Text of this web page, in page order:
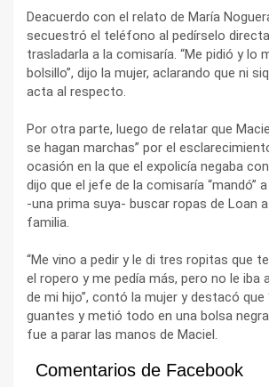
Deacuerdo con el relato de María
secuestró el teléfono al pedírselo
trasladarla a la comisaría. “Me pidió y lo
bolsillo”, dijo la mujer, aclarando que ni
acta al respecto.
Por otra parte, luego de relatar que
se hagan marchas” por el
ocasión en la que el expolicía negaba
dijo que el jefe de la comisaría “mandó”
-una prima suya- buscar ropas de Loan
familia.
“Me vino a pedir y le di tres ropitas que
el ropero y me pedía más, pero no le iba
de mi hijo”, contó la mujer y destacó que
guantes y metió todo en una bolsa
fue a parar las manos de Maciel.
Comentarios de Facebook